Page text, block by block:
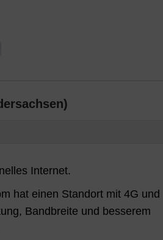
Internet.
hat einen Standort mit 4G und
Bandbreite und besserem